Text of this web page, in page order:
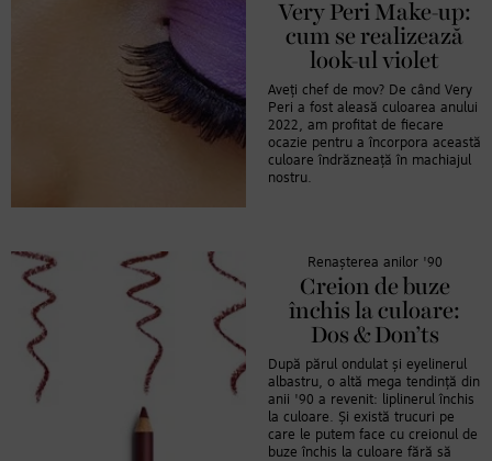
Very Peri Make-up:
cum se realizează
look-ul violet
Aveți chef de mov? De când Very
Peri a fost aleasă culoarea anului
2022, am profitat de fiecare
ocazie pentru a încorpora această
culoare îndrăzneață în machiajul
nostru.
Renașterea anilor '90
Creion de buze
închis la culoare:
Dos & Don’ts
După părul ondulat și eyelinerul
albastru, o altă mega tendință din
anii '90 a revenit: liplinerul închis
la culoare. Și există trucuri pe
care le putem face cu creionul de
buze închis la culoare fără să